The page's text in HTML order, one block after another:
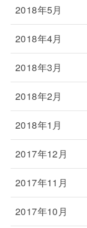
2018年5月
2018年4月
2018年3月
2018年2月
2018年1月
2017年12月
2017年11月
2017年10月